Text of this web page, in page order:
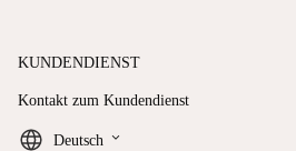
KUNDENDIENST
Kontakt zum Kundendienst
Deutsch keyboard_arrow_down